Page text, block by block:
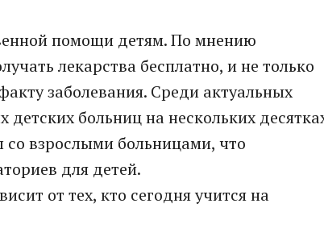
помощи детям. По мнению
лекарства бесплатно, и не только
заболевания. Среди актуальных
детских больниц на нескольких
взрослыми больницами, что
для детей.
от тех, кто сегодня учится на